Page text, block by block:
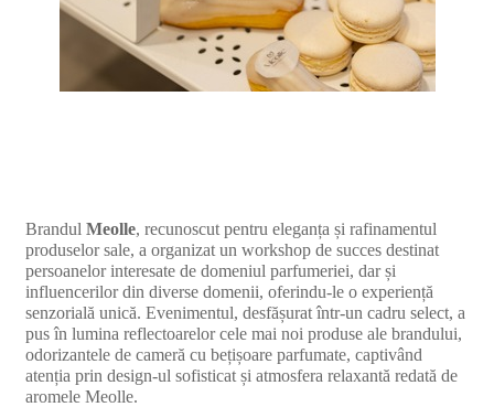
BrandulMeolle, recunoscut pentru eleganța și rafinamentul
produselor sale, a organizat un workshop de succes destinat
persoanelor interesate de domeniul parfumeriei, dar și
influencerilor din diverse domenii, oferindu-le o experiență
senzorială unică. Evenimentul, desfășurat într-un cadru select, a
pus în lumina reflectoarelor cele mai noi produse ale brandului,
odorizantele de cameră cu bețișoare parfumate, captivând
atenția prin design-ul sofisticat și atmosfera relaxantă redată de
aromele Meolle.